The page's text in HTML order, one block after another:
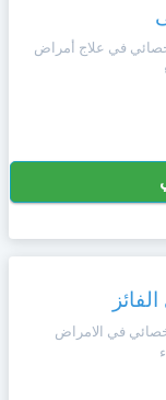
في علاج أمراض
في الامراض